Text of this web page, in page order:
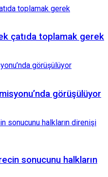
çatıda toplamak gerek
görüşülüyor
sonucunu halkların